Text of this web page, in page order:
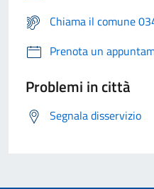
Chiama il comune
Prenota un
Problemi in città
Segnala disservizio